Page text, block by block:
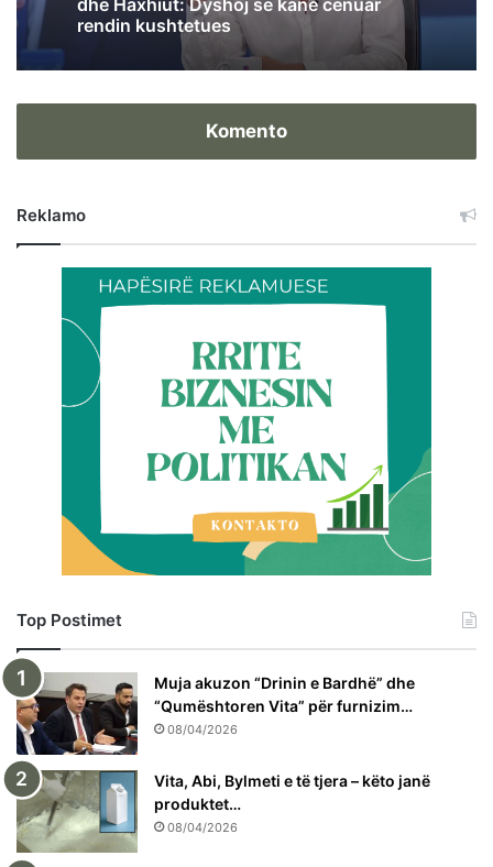
dhe Haxhiut: Dyshoj se kanë cenuar
rendin kushtetues
Komento
Reklamo
Top Postimet
Muja akuzon “Drinin e Bardhë” dhe
“Qumështoren Vita” për furnizim…
08/04/2026
Vita, Abi, Bylmeti e të tjera – këto janë
produktet…
08/04/2026